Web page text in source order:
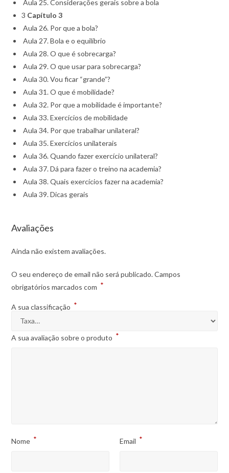
Aula 25. Considerações gerais sobre a bola
3 Capítulo 3
Aula 26. Por que a bola?
Aula 27. Bola e o equilíbrio
Aula 28. O que é sobrecarga?
Aula 29. O que usar para sobrecarga?
Aula 30. Vou ficar “grande”?
Aula 31. O que é mobilidade?
Aula 32. Por que a mobilidade é importante?
Aula 33. Exercícios de mobilidade
Aula 34. Por que trabalhar unilateral?
Aula 35. Exercícios unilaterais
Aula 36. Quando fazer exercício unilateral?
Aula 37. Dá para fazer o treino na academia?
Aula 38. Quais exercícios fazer na academia?
Aula 39. Dicas gerais
Avaliações
Ainda não existem avaliações.
O seu endereço de email não será publicado. Campos
obrigatórios marcados com *
A sua classificação *
A sua avaliação sobre o produto *
Nome * Email *